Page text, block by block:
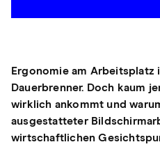
Ergonomie am Arbeitsplatz
Dauerbrenner. Doch kaum
wirklich ankommt und
ausgestatteter
wirtschaftlichen